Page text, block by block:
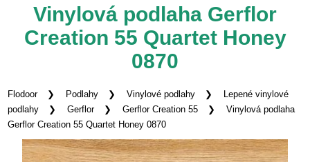
Vinylová podlaha Gerflor
Creation 55 Quartet Honey
0870
Flodoor Podlahy Vinylové podlahy
Lepené vinylové
podlahy
Gerflor Gerflor Creation 55
Vinylová podlaha
Gerflor Creation 55 Quartet Honey 0870